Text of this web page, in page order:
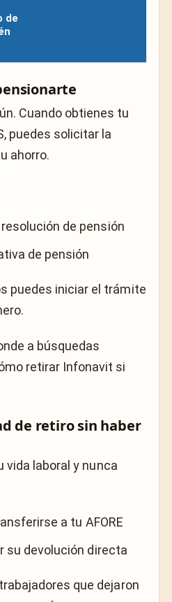
de
Cuando obtienes tu
, puedes solicitar la
ahorro.
de pensión
de pensión
puedes iniciar el trámite
a búsquedas
retirar Infonavit si
de retiro sin haber
vida laboral y nunca
a tu AFORE
su devolución directa
que dejaron